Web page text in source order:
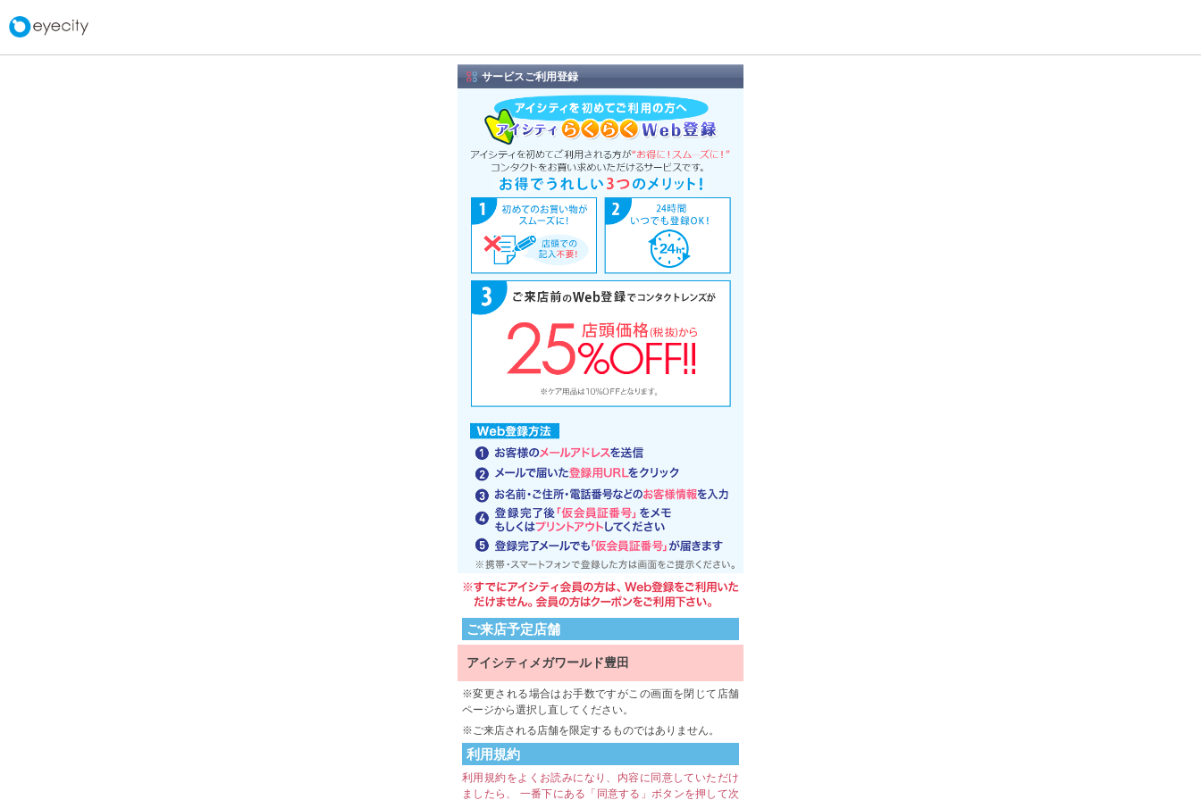
サービスご利用登録
ご来店予定店舗
アイシティメガワールド豊田
変更される場合はお手数ですがこの画面を閉じて店舗
ページから選択し直してください。
ご来店される店舗を限定するものではありません。
利用規約
利用規約をよくお読みになり、内容に同意していただけ
ましたら、 一番下にある「同意する」ボタンを押して次